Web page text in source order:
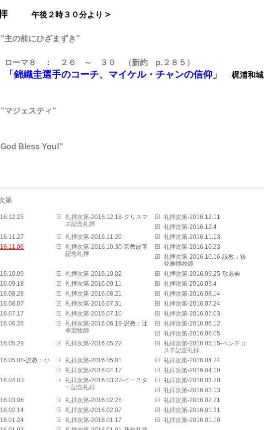
午後２時３０分より ＞
”主の前にひざまずき”
ローマ８ ： ２６ ～ ３０ （新約 p.２８５）
「 錦織圭選手のコーチ、マイケル・チャンの信仰 」
梶浦和城
ェスティ”
Bless You!”
第
礼拝次第-2016.12.18-クリスマ
ス記念礼拝
礼拝次第-2016.12.11
礼拝次第-2016.12.4
礼拝次第-2016.11.20
礼拝次第-2016.11.13
礼拝次第-2016.10.30-宗教改革
記念礼拝
礼拝次第-2016.10.23
礼拝次第-2016.10.16-説教：後
登雅博牧師
礼拝次第-2016.10.02
礼拝次第-2016.09.25-敬老会
礼拝次第-2016.09.11
礼拝次第-2016.09.4
礼拝次第-2016.08.21
礼拝次第-2016.08.14
礼拝次第-2016.07.31
礼拝次第-2016.07.24
礼拝次第-2016.07.10
礼拝次第-2016.07.03
礼拝次第-2016.06.19-説教：辻
幸宏牧師
礼拝次第-2016.06.12
礼拝次第-2016.06.05
礼拝次第-2016.05.22
礼拝次第-2016.05.15-ペンテコ
ステ記念礼拝
説教：小
礼拝次第-2016.05.01
礼拝次第-2016.04.24
礼拝次第-2016.04.17
礼拝次第-2016.04.10
礼拝次第-2016.03.27-イースタ
ー記念礼拝
礼拝次第-2016.03.20
礼拝次第-2016.03.13
礼拝次第-2016.02.28
礼拝次第-2016.02.21
礼拝次第-2016.02.07
礼拝次第-2016.01.31
礼拝次第-2016.01.17
礼拝次第-2016.01.10